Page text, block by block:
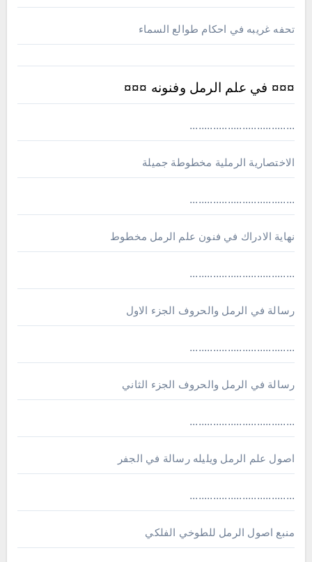
تحفه غريبه في احكام طوالع السماء
¤¤¤ في علم الرمل وفنونه ¤¤¤
....................................
الاختصارية الرملية مخطوطة جميلة
....................................
نهاية الادراك في فنون علم الرمل مخطوط
....................................
رسالة في الرمل والحروف الجزء الاول
....................................
رسالة في الرمل والحروف الجزء الثاني
....................................
اصول علم الرمل ويليله رسالة في الجفر
....................................
منبع اصول الرمل للطوخي الفلكي